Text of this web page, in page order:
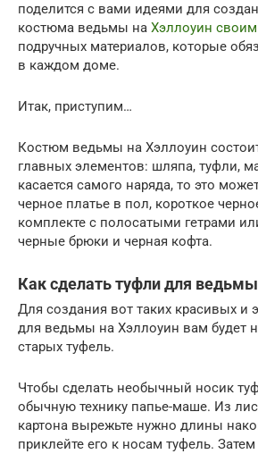
поделится с вами идеями для
костюма ведьмы на Хэллоуин
подручных материалов, которые
в каждом доме.
Итак, приступим…
Костюм ведьмы на Хэллоуин
главных элементов: шляпа, туфли,
касается самого наряда, то это
черное платье в пол, короткое
комплекте с полосатыми гетрами
черные брюки и черная кофта.
Как сделать туфли для
Для создания вот таких красивых и
для ведьмы на Хэллоуин вам будет
старых туфель.
Чтобы сделать необычный носик
обычную технику папье-маше. Из
картона вырежьте нужно длины
приклейте его к носам туфель.